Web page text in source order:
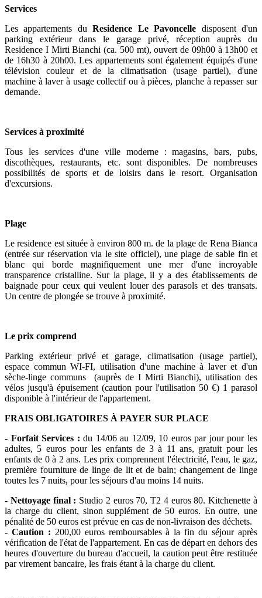
Services
Les appartements duResidence Le Pavoncelle disposent d'un
parking extérieur dans le garage privé, réception auprès du
Residence I Mirti Bianchi (ca. 500 mt), ouvert de 09h00 à 13h00 et
de 16h30 à 20h00. Les appartements sont également équipés d'une
télévision couleur et de la climatisation (usage partiel), d'une
machine à laver à usage collectif ou à pièces, planche à repasser sur
demande.
Services à proximité
Tous les services d'une ville moderne : magasins, bars, pubs,
discothèques, restaurants, etc. sont disponibles. De nombreuses
possibilités de sports et de loisirs dans le resort. Organisation
d'excursions.
Plage
Le residence est située à environ 800 m. de la plage de Rena Bianca
(entrée sur réservation via le site officiel), une plage de sable fin et
blanc qui borde magnifiquement une mer d'une incroyable
transparence cristalline. Sur la plage, il y a des établissements de
baignade pour ceux qui veulent louer des parasols et des transats.
Un centre de plongée se trouve à proximité.
Le prix comprend
Parking extérieur privé et garage, climatisation (usage partiel),
espace commun WI-FI, utilisation d'une machine à laver et d'un
sèche-linge communs (auprès de I Mirti Bianchi), utilisation des
vélos jusqu'à épuisement (caution pour l'utilisation 50 €) 1 parasol
disponible à l'intérieur de l'appartement.
FRAIS OBLIGATOIRES À PAYER SUR PLACE
- Forfait Services : du 14/06 au 12/09, 10 euros par jour pour les
adultes, 5 euros pour les enfants de 3 à 11 ans, gratuit pour les
enfants de 0 à 2 ans. Les prix comprennent l'électricité, l'eau, le gaz,
première fourniture de linge de lit et de bain; changement de linge
toutes les 7 nuits, pour les séjours d'au moins 14 nuits.
- Nettoyage final : Studio 2 euros 70, T2 4 euros 80. Kitchenette à
la charge du client, sinon supplément de 50 euros. En outre, une
pénalité de 50 euros est prévue en cas de non-livraison des déchets.
- Caution : 200,00 euros remboursables à la fin du séjour après
vérification de l'état de l'appartement. En cas de départ en dehors des
heures d'ouverture du bureau d'accueil, la caution peut être restituée
par virement bancaire, les frais étant à la charge du client.